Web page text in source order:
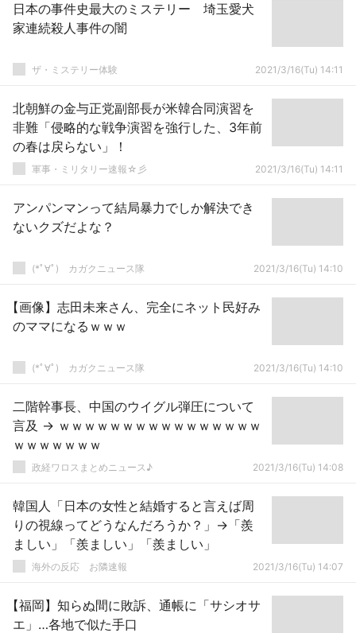
日本の事件史最大のミステリー 埼玉愛犬
家連続殺人事件の闇
ザ・ミステリー体験 2021/3/16(Tu) 14:11
北朝鮮の金与正党副部長が米韓合同演習を
非難「侵略的な戦争演習を強行した、3年前
の春は戻らない」！
軍事・ミリタリー速報☆彡 2021/3/16(Tu) 14:11
アンパンマンって結局暴力でしか解決でき
ないクズだよな？
(*ﾟ∀ﾟ)ゞカガクニュース隊 2021/3/16(Tu) 14:10
【画像】志田未来さん、完全にネット民好み
のママになるｗｗｗ
(*ﾟ∀ﾟ)ゞカガクニュース隊 2021/3/16(Tu) 14:10
二階幹事長、中国のウイグル弾圧について
言及 → ｗｗｗｗｗｗｗｗｗｗｗｗｗｗｗｗ
ｗｗｗｗｗｗｗ
政経ワロスまとめニュース♪ 2021/3/16(Tu) 14:08
韓国人「日本の女性と結婚すると言えば周
りの視線ってどうなんだろうか？」→「羨
ましい」「羨ましい」「羨ましい」
海外の反応 お隣速報 2021/3/16(Tu) 14:07
【福岡】知らぬ間に敗訴、通帳に「サシオサ
エ」…各地で似た手口